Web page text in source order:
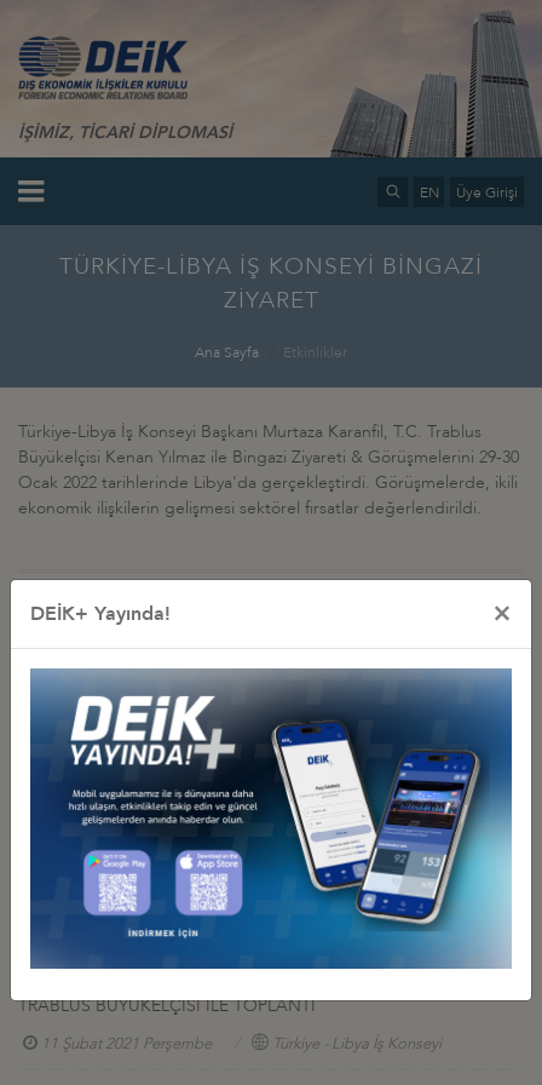
İŞİMİZ, TİCARİ DİPLOMASİ
EN Üye Girişi
TÜRKİYE-LİBYA İŞ KONSEYİ BİNGAZİ
ZİYARET
Ana Sayfa Etkinlikler
Türkiye-Libya İş Konseyi Başkanı Murtaza Karanfil, T.C. Trablus
Büyükelçisi Kenan Yılmaz ile Bingazi Ziyareti & Görüşmelerini 29-30
Ocak 2022 tarihlerinde Libya'da gerçekleştirdi. Görüşmelerde, ikili
ekonomik ilişkilerin gelişmesi sektörel fırsatlar değerlendirildi.
TÜRKİYE-LİBYA İŞ KONSEYİ YUVARLAK MASA TOPLANTISI
18 Mayıs 2023 Perşembe Türkiye - Libya İş Konseyi
TRABLUS BÜYÜKELÇİSİ İLE TOPLANTI
03 Haziran 2021 Perşembe Türkiye - Libya İş Konseyi
LİBYA MİLLİ BİRLİK HÜKÜMETİ BAŞBAKANI ABDÜLHAMİD
DİBEYBE'NİN TÜRK İŞ İNSANLARI VE YATIRIMCILAR İLE HİBRİT
YUVARLAK MASA TOPLANTISI
TRABLUS BÜYÜKELÇİSİ İLE TOPLANTI
11 Şubat 2021 Perşembe Türkiye - Libya İş Konseyi
DEİK+ Yayında! ×